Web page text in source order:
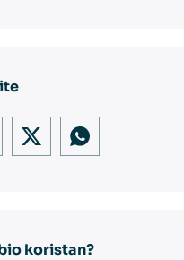
koristan?